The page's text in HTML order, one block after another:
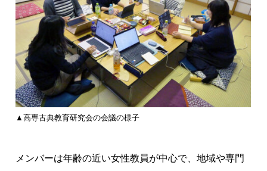
▲高専古典教育研究会の会議の様子
メンバーは年齢の近い女性教員が中心で、地域や専門